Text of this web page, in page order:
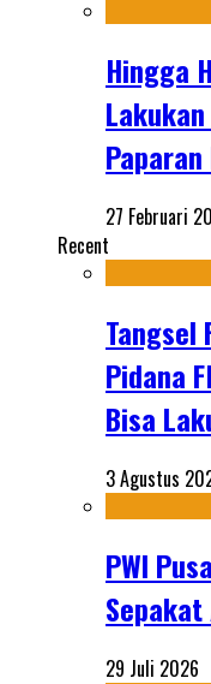
Hingga
27 Februari
Recent
Tangsel
Pidana
Bisa
3 Agustus
PWI
29 Juli 2026